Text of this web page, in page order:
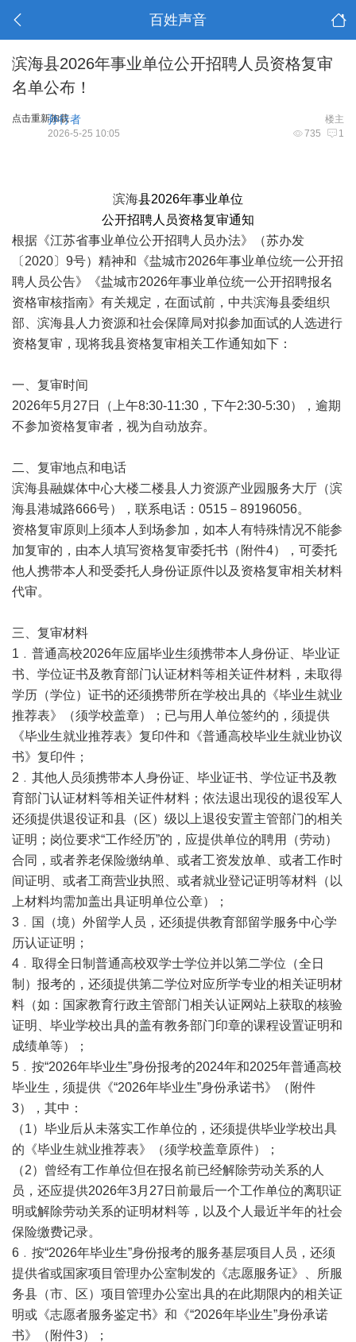
百姓声音
滨海县2026年事业单位公开招聘人员资格复审
名单公布！
点击重新加载 楼主
孙行者
735 1
2026-5-25 10:05
滨海县2026年事业单位
公开招聘人员资格复审通知
根据《江苏省事业单位公开招聘人员办法》（苏办发
〔2020〕9号）精神和《盐城市2026年事业单位统一公开招
聘人员公告》《盐城市2026年事业单位统一公开招聘报名
资格审核指南》有关规定，在面试前，中共滨海县委组织
部、滨海县人力资源和社会保障局对拟参加面试的人选进行
资格复审，现将我县资格复审相关工作通知如下：
一、复审时间
2026年5月27日（上午8:30-11:30，下午2:30-5:30），逾期
不参加资格复审者，视为自动放弃。
二、复审地点和电话
滨海县融媒体中心大楼二楼县人力资源产业园服务大厅（滨
海县港城路666号），联系电话：0515－89196056。
资格复审原则上须本人到场参加，如本人有特殊情况不能参
加复审的，由本人填写资格复审委托书（附件4），可委托
他人携带本人和受委托人身份证原件以及资格复审相关材料
代审。
三、复审材料
1﹒普通高校2026年应届毕业生须携带本人身份证、毕业证
书、学位证书及教育部门认证材料等相关证件材料，未取得
学历（学位）证书的还须携带所在学校出具的《毕业生就业
推荐表》（须学校盖章）；已与用人单位签约的，须提供
《毕业生就业推荐表》复印件和《普通高校毕业生就业协议
书》复印件；
2﹒其他人员须携带本人身份证、毕业证书、学位证书及教
育部门认证材料等相关证件材料；依法退出现役的退役军人
还须提供退役证和县（区）级以上退役安置主管部门的相关
证明；岗位要求“工作经历”的，应提供单位的聘用（劳动）
合同，或者养老保险缴纳单、或者工资发放单、或者工作时
间证明、或者工商营业执照、或者就业登记证明等材料（以
上材料均需加盖出具证明单位公章）；
3﹒国（境）外留学人员，还须提供教育部留学服务中心学
历认证证明；
4﹒取得全日制普通高校双学士学位并以第二学位（全日
制）报考的，还须提供第二学位对应所学专业的相关证明材
料（如：国家教育行政主管部门相关认证网站上获取的核验
证明、毕业学校出具的盖有教务部门印章的课程设置证明和
成绩单等）；
5﹒按“2026年毕业生”身份报考的2024年和2025年普通高校
毕业生，须提供《“2026年毕业生”身份承诺书》（附件
3），其中：
（1）毕业后从未落实工作单位的，还须提供毕业学校出具
的《毕业生就业推荐表》（须学校盖章原件）；
（2）曾经有工作单位但在报名前已经解除劳动关系的人
员，还应提供2026年3月27日前最后一个工作单位的离职证
明或解除劳动关系的证明材料等，以及个人最近半年的社会
保险缴费记录。
6﹒按“2026年毕业生”身份报考的服务基层项目人员，还须
提供省或国家项目管理办公室制发的《志愿服务证》、所服
务县（市、区）项目管理办公室出具的在此期限内的相关证
明或《志愿者服务鉴定书》和《“2026年毕业生”身份承诺
书》（附件3）；